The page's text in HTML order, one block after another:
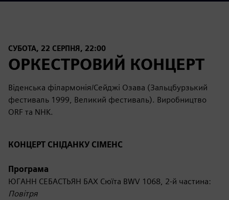
СУБОТА, 22 СЕРПНЯ, 22:00
ОРКЕСТРОВИЙ КОНЦЕРТ
Віденська філармонія/Сейджі Озава (Зальцбурзький
фестиваль 1999, Великий фестиваль). Виробництво
ORF та NHK.
КОНЦЕРТ СНІДАНКУ СІМЕНС
Програма
ЮГАНН СЕБАСТЬЯН БАХ Сюїта BWV 1068, 2-й частина:
Повітря